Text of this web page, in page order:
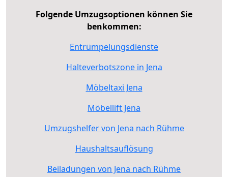
Folgende Umzugsoptionen können Sie
benkommen:
Entrümpelungsdienste
Halteverbotszone in Jena
Möbeltaxi Jena
Möbellift Jena
Umzugshelfer von Jena nach Rühme
Haushaltsauflösung
Beiladungen von Jena nach Rühme